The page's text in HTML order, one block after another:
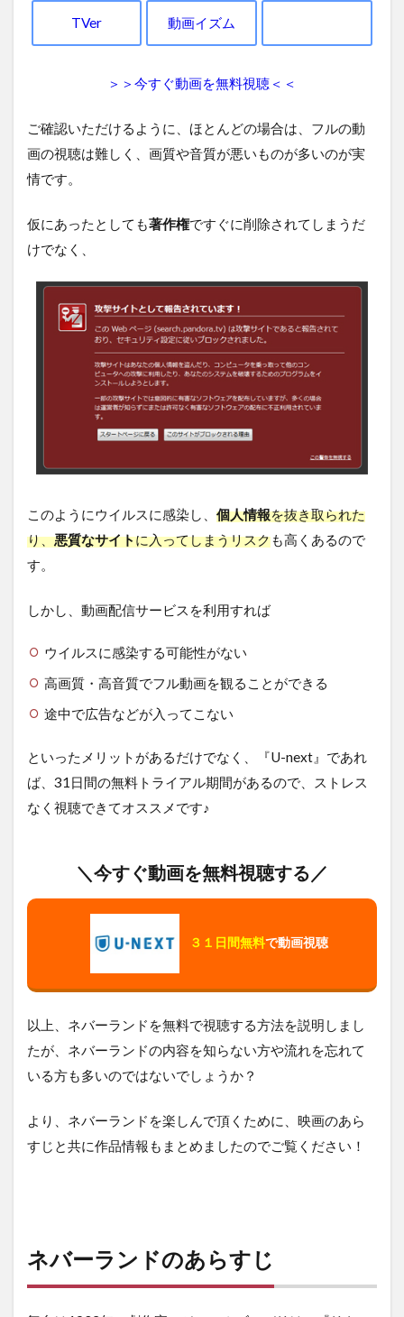
TVer 動画イズム
＞＞今すぐ動画を無料視聴＜＜
ご確認いただけるように、ほとんどの場合は、フルの動
画の視聴は難しく、画質や音質が悪いものが多いのが実
情です。
仮にあったとしても著作権ですぐに削除されてしまうだ
けでなく、
このようにウイルスに感染し、 個人情報を抜き取られた
り、悪質なサイトに入ってしまうリスクも高くあるので
す。
しかし、動画配信サービスを利用すれば
ウイルスに感染する可能性がない
高画質・高音質でフル動画を観ることができる
途中で広告などが入ってこない
といったメリットがあるだけでなく、『U-next』であれ
ば、31日間の無料トライアル期間があるので、ストレス
なく視聴できてオススメです♪
＼今すぐ動画を無料視聴する／
３１日間無料で動画視聴
以上、ネバーランドを無料で視聴する方法を説明しまし
たが、ネバーランドの内容を知らない方や流れを忘れて
いる方も多いのではないでしょうか？
より、ネバーランドを楽しんで頂くために、映画のあら
すじと共に作品情報もまとめましたのでご覧ください！
ネバーランドのあらすじ